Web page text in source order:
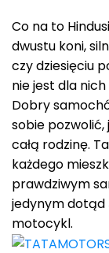
Co na to
dwustu koni,
czy dziesięciu
nie jest dla
Dobry
sobie
całą rodzinę.
każdego
prawdziwym
jedynym dotąd
motocykl.